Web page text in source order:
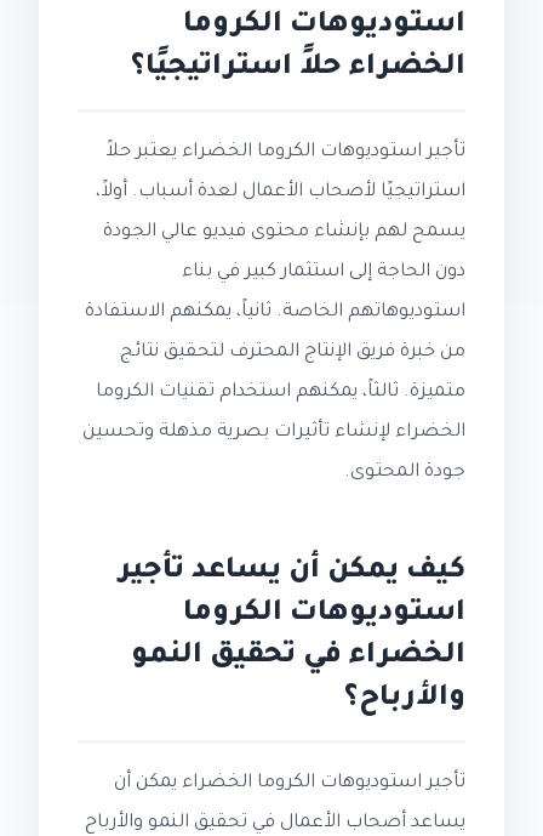
استوديوهات الكروما
الخضراء حلاً استراتيجيًا؟
تأجير استوديوهات الكروما الخضراء يعتبر حلاً
استراتيجيًا لأصحاب الأعمال لعدة أسباب. أولاً،
يسمح لهم بإنشاء محتوى فيديو عالي الجودة
دون الحاجة إلى استثمار كبير في بناء
استوديوهاتهم الخاصة. ثانياً، يمكنهم الاستفادة
من خبرة فريق الإنتاج المحترف لتحقيق نتائج
متميزة. ثالثاً، يمكنهم استخدام تقنيات الكروما
الخضراء لإنشاء تأثيرات بصرية مذهلة وتحسين
جودة المحتوى.
كيف يمكن أن يساعد تأجير
استوديوهات الكروما
الخضراء في تحقيق النمو
والأرباح؟
تأجير استوديوهات الكروما الخضراء يمكن أن
يساعد أصحاب الأعمال في تحقيق النمو والأرباح